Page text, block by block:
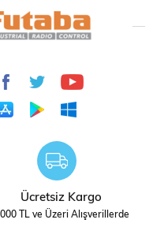
Ücretsiz Kargo
TL ve Üzeri Alışverillerde